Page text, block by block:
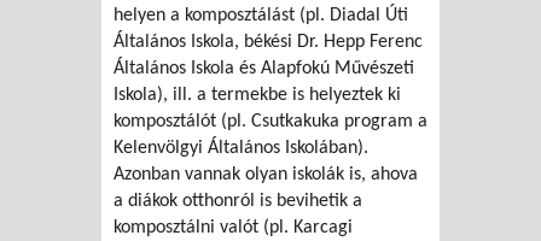
helyen a komposztálást (pl. Diadal Úti
Általános Iskola, békési Dr. Hepp Ferenc
Általános Iskola és Alapfokú Művészeti
Iskola), ill. a termekbe is helyeztek ki
komposztálót (pl. Csutkakuka program a
Kelenvölgyi Általános Iskolában).
Azonban vannak olyan iskolák is, ahova
a diákok otthonról is bevihetik a
komposztálni valót (pl. Karcagi